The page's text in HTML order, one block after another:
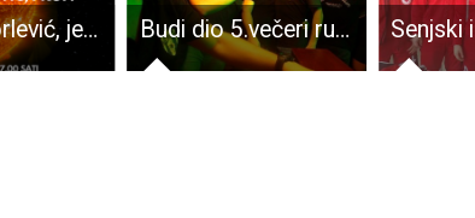
Korado Korlević, jedan od vodećih hrvatskih astronoma 10.siječnja održava predavanje u Gospiću Budi dio 5.večeri rukometa